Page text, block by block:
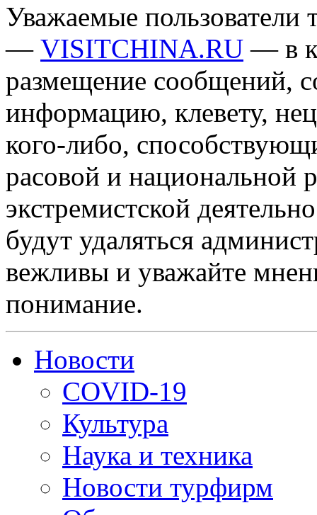
Уважаемые пользователи
— VISITCHINA.RU — в
размещение сообщений,
информацию, клевету,
кого-либо,
расовой и национальной
экстремистской
будут удаляться
вежливы и уважайте
понимание.
Новости
COVID-19
Культура
Наука и техника
Новости турфирм